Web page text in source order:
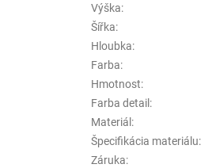
Výška:
Šířka:
Hloubka:
Farba:
Hmotnost:
Farba detail :
Materiál :
Špecifikácia materiálu:
Záruka: